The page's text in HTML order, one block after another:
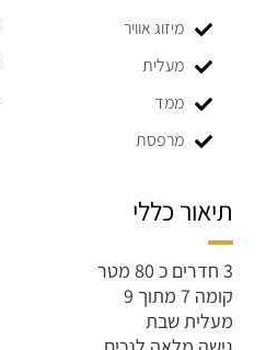
מיזוג אוויר
מעלית
ממד
מרפסת
תיאור כללי
קומה 7 מתוך 9
מעלית שבת